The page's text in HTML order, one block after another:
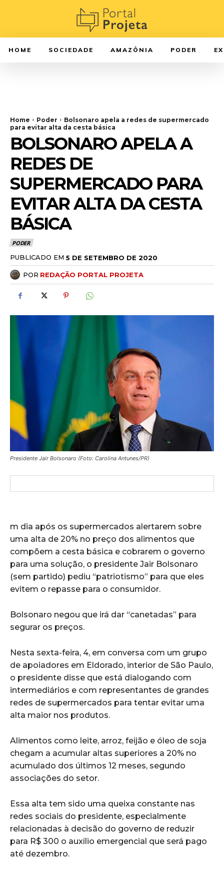
HOME SOCIEDADE AMAZÔNIA PODER
Home Poder
Bolsonaro apela a redes de supermercado
para evitar alta da cesta básica
BOLSONARO APELA A
REDES DE
SUPERMERCADO PARA
EVITAR ALTA DA CESTA
BÁSICA
PODER
PUBLICADO EM 5 DE SETEMBRO DE 2020
POR REDAÇÃO PORTAL PROJETA
Presidente Jair Bolsonaro (Foto: Carolina Antunes/PR)
m dia após os supermercados alertarem sobre
uma alta de 20% no preço dos alimentos que
compõem a cesta básica e cobrarem o governo
para uma solução, o presidente Jair Bolsonaro
(sem partido) pediu “patriotismo” para que eles
evitem o repasse para o consumidor.
Bolsonaro negou que irá dar “canetadas” para
segurar os preços.
Nesta sexta-feira, 4, em conversa com um grupo
de apoiadores em Eldorado, interior de São Paulo,
o presidente disse que está dialogando com
intermediários e com representantes de grandes
redes de supermercados para tentar evitar uma
alta maior nos produtos.
Alimentos como leite, arroz, feijão e óleo de soja
chegam a acumular altas superiores a 20% no
acumulado dos últimos 12 meses, segundo
associações do setor.
Essa alta tem sido uma queixa constante nas
redes sociais do presidente, especialmente
relacionadas à decisão do governo de reduzir
para R$ 300 o auxílio emergencial que será pago
até dezembro.